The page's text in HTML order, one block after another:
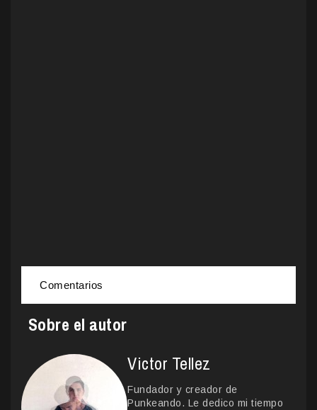
Comentarios
Sobre el autor
Victor Tellez
Fundador y creador de
Punkeando. Le dedico mi tiempo